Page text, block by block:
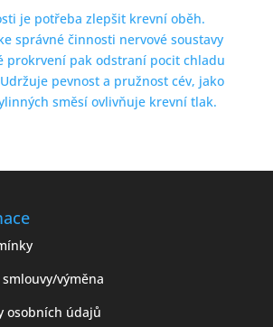
je potřeba zlepšit krevní oběh.
správné činnosti nervové soustavy
prokrvení pak odstraní pocit chladu
pevnost a pružnost cév, jako
směsí ovlivňuje krevní tlak.
výměna
osobních údajů